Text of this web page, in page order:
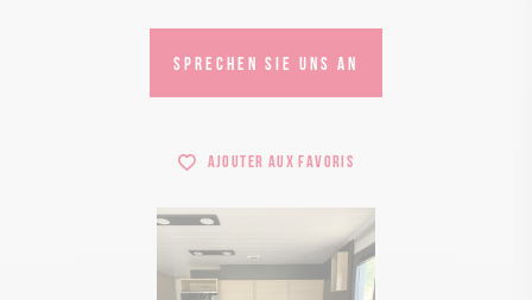
SPRECHEN SIE UNS AN
Ajouter aux favoris